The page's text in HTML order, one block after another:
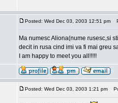
Posted: Wed Dec 03, 2003 12:51 pm
Ma numesc Aliona(nume rusesc,si
decit in rusa cind imi va fi mai greu
I am happy to meet you all!!!!!
Posted: Wed Dec 03, 2003 1:21 pm